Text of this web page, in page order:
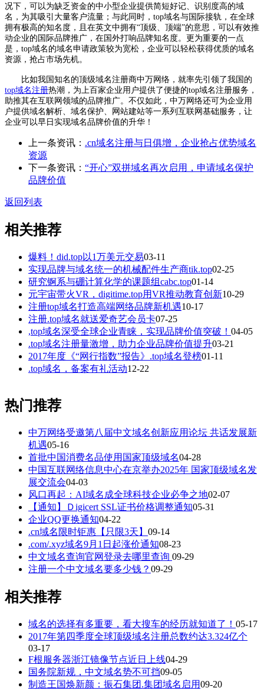
况下，可以为缺乏资金的中小型企业提供简短好记、识别度高的域
名，为其吸引大量客户流量；与此同时，top域名与国际接轨，在全球
拥有极高的知名度，且在英文中拥有“顶级、顶端”的意思，可以有效推
动企业的国际品牌推广，在国外打响品牌知名度。更为重要的一点
是，top域名的域名申请政策较为宽松，企业可以轻松获得优质的域名
资源，抢占市场先机。
比如我国知名的顶级域名注册商中万网络，就率先引领了我国的
top域名注册热潮，为上百家企业用户提供了便捷的top域名注册服务，
助推其在互联网领域的品牌推广。不仅如此，中万网络还可为企业用
户提供域名解析、域名保护、网站建站等一系列互联网基础服务，让
企业可以早日实现域名品牌价值的升华！
上一条资讯： .cn域名注册与日俱增，企业抢占优势域名
资源
下一条资讯： “开心”双拼域名再次启用，申请域名保护
品牌价值
返回列表
相关推荐
爆料！did.top以1万美元交易03-11
实现品牌与域名统一的机械配件生产商tik.top02-25
研究锕系与硼计算化学的课题组cabc.top01-14
元宇宙带火VR，digitime.top用VR推动教育创新10-29
注册top域名打造高端网络品牌新机遇10-17
注册.top域名就送爱奇艺会员卡07-25
,top域名深受全球企业青睐，实现品牌价值突破！ 04-05
.top域名注册量激增，助力企业品牌价值提升03-21
2017年度《“网行指数”报告》.top域名登榜01-11
.top域名，备案有礼活动12-22
热门推荐
中万网络受邀第八届中文域名创新应用论坛 共话发展新
机遇05-16
首批中国消费名品使用国家顶级域名04-28
中国互联网络信息中心在京举办2025年 国家顶级域名发
展交流会04-03
风口再起：AI域名成全球科技企业必争之地02-07
【通知】Ｄigicert SSL证书价格调整通知05-31
企业QQ更换通知04-22
.cn域名限时钜惠【只限3天】 09-14
.com/.xyz域名9月1日起涨价通知08-23
中文域名查询官网登录去哪里查询 09-29
注册一个中文域名要多少钱？ 09-29
相关推荐
域名的选择有多重要，看大搜车的经历就知道了！ 05-17
2017年第四季度全球顶级域名注册总数约达3.324亿个
03-17
F根服务器浙江镜像节点近日上线04-29
国务院新规，中文域名势不可挡09-05
制造王国焕新颜：振石集团.集团域名启用09-20